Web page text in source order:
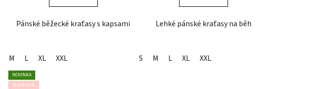
Pánské běžecké kraťasy s kapsami
M L XL XXL
Lehké pánské kraťasy na běh
S M L XL XXL
NOVINKA
SLEVA 20 %